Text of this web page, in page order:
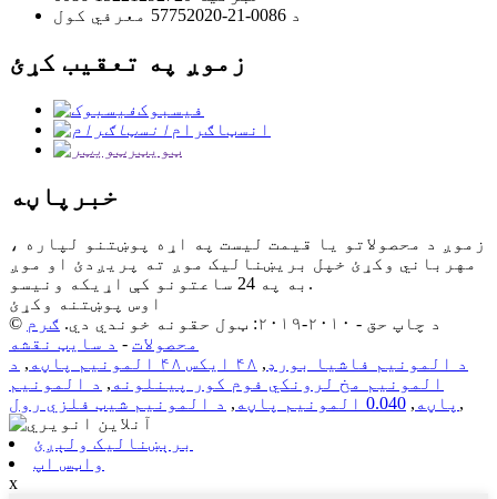
د 0086-21-57752020 معرفي کول
زموږ په تعقیب کړئ
فیسبوک
انسټاګرام
ټویټر
خبرپاڼه
زموږ د محصولاتو یا قیمت لیست په اړه پوښتنو لپاره ،
مهرباني وکړئ خپل بریښنالیک موږ ته پریږدئ او موږ
به په 24 ساعتونو کې اړیکه ونیسو.
اوس پوښتنه وکړئ
© د چاپ حق - ۲۰۱۰-۲۰۱۹: ټول حقونه خوندي دي.
ګرم
محصولات - د سایټ نقشه
د المونیم فاشیا بورډ , ۴۸ ایکس ۴۸ المونیم پاڼه , د
المونیم مخ لرونکي فوم کور پینلونه , د المونیم
پاڼه , 0.040 المونیم پاڼه , د المونیم شیټ فلزي رول ,
برېښنالیک ولېږئ
واټس اپ
x